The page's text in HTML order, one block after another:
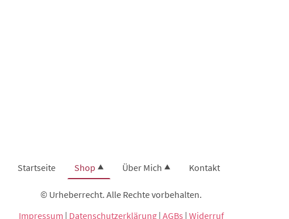
Startseite Shop Über Mich Kontakt
© Urheberrecht. Alle Rechte vorbehalten.
Impressum | Datenschutzerklärung| AGBs | Widerruf